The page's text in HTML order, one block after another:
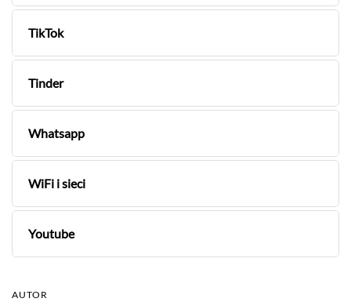
TikTok
Tinder
Whatsapp
WiFi i sieci
Youtube
AUTOR